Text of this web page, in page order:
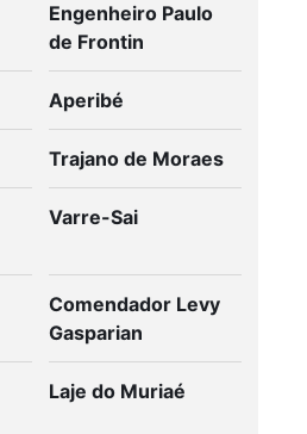
Engenheiro Paulo
de Frontin
Aperibé
Trajano de Moraes
Varre-Sai
Comendador Levy
Gasparian
Laje do Muriaé